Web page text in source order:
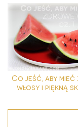
Co jeść, aby
włosy i piękną